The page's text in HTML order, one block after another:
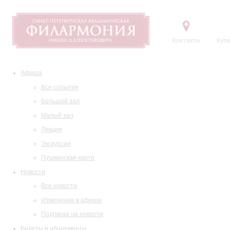
Контакты
Афиша
Все события
Большой зал
Малый зал
Лекции
Экскурсии
Пушкинская карта
Новости
Все новости
Изменения в афише
Подписка на новости
Билеты и абонементы